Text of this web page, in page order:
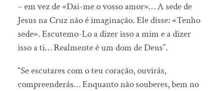
– em vez de «Dai-me o vosso amor»… A sede de
Jesus na Cruz não é imaginação. Ele disse: «Tenho
sede». Escutemo-Lo a dizer isso a mim e a dizer
isso a ti… Realmente é um dom de Deus”.
“Se escutares com o teu coração, ouvirás,
compreenderás… Enquanto não souberes, bem no